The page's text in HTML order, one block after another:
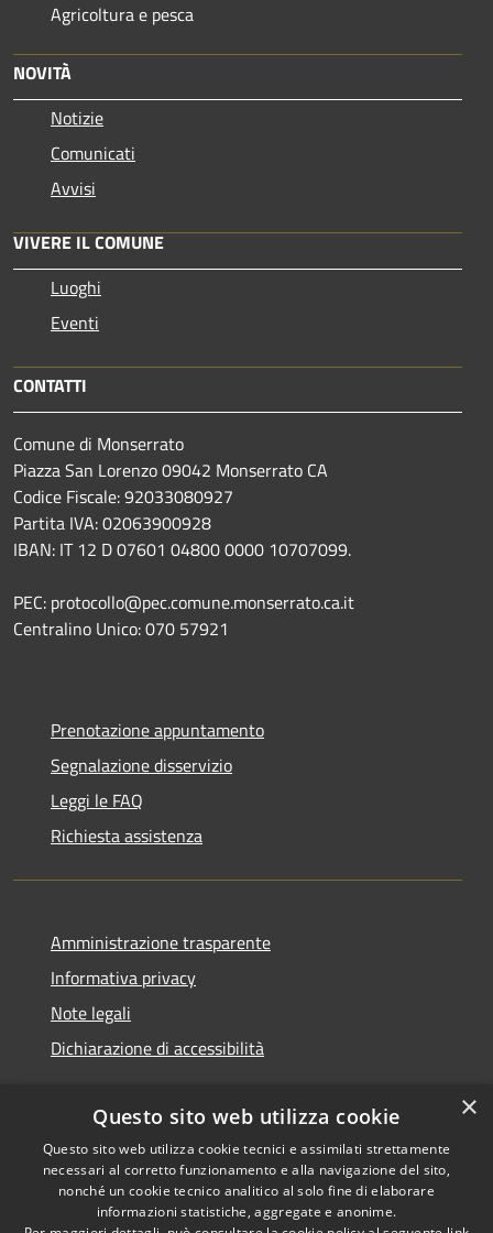
Agricoltura e pesca
NOVITÀ
Notizie
Comunicati
Avvisi
VIVERE IL COMUNE
Luoghi
Eventi
CONTATTI
Comune di Monserrato
Piazza San Lorenzo 09042 Monserrato CA
Codice Fiscale: 92033080927
Partita IVA: 02063900928
IBAN: IT 12 D 07601 04800 0000 10707099.
PEC: protocollo@pec.comune.monserrato.ca.it
Centralino Unico: 070 57921
Prenotazione appuntamento
Segnalazione disservizio
Leggi le FAQ
Richiesta assistenza
Amministrazione trasparente
Informativa privacy
Note legali
Dichiarazione di accessibilità
RSS
Accessibilità
Copyright © 2026 • Comune di
Monserrato • Powered by
Municipium•Accesso
×
Questo sito web utilizza cookie
Questo sito web utilizza cookie tecnici e assimilati strettamente
necessari al corretto funzionamento e alla navigazione del sito,
nonché un cookie tecnico analitico al solo fine di elaborare
informazioni statistiche, aggregate e anonime.